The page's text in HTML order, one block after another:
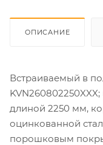
ОПИСАНИЕ
Встраиваемый в
длиной 2250 мм,
оцинкованной
порошковым